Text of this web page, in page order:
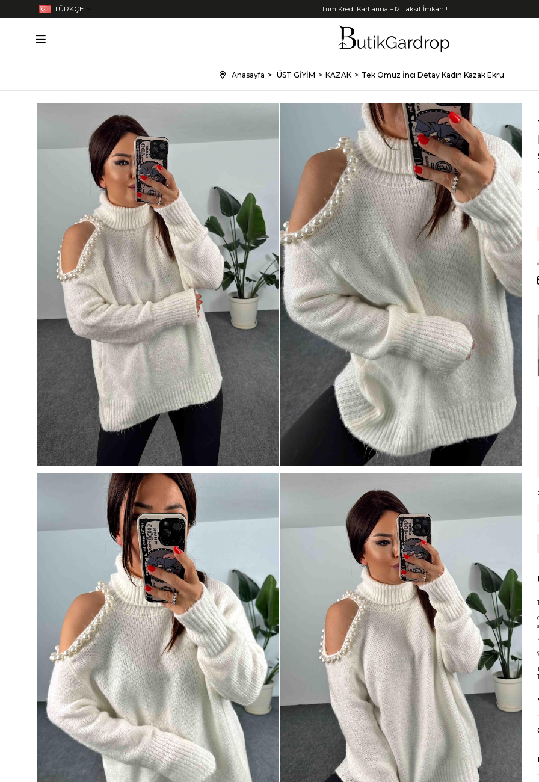
TÜRKÇE Tüm Kredi Kartlarına +12 Taksit İmkanı!
Anasayfa ÜST GİYİM KAZAK Tek Omuz İnci Detay Kadın Kazak Ekru